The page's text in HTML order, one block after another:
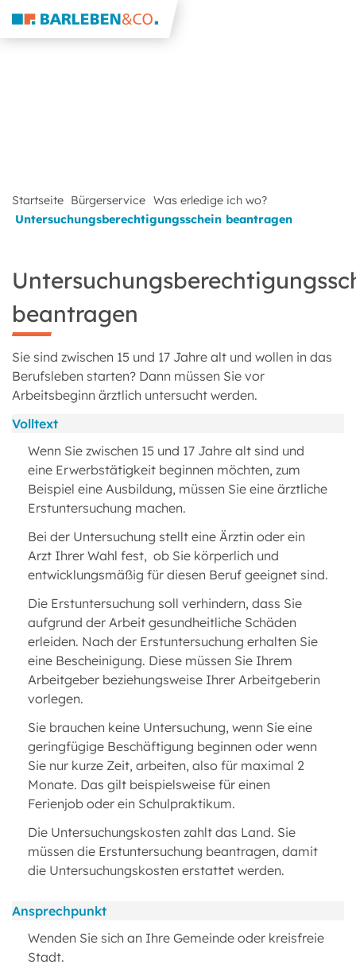
Startseite Bürgerservice Was erledige ich wo?
Untersuchungsberechtigungsschein beantragen
beantragen
Sie sind zwischen 15 und 17 Jahre alt und wollen in das
Berufsleben starten? Dann müssen Sie vor
Arbeitsbeginn ärztlich untersucht werden.
Volltext
Wenn Sie zwischen 15 und 17 Jahre alt sind und
eine Erwerbstätigkeit beginnen möchten, zum
Beispiel eine Ausbildung, müssen Sie eine ärztliche
Erstuntersuchung machen.
Bei der Untersuchung stellt eine Ärztin oder ein
Arzt Ihrer Wahl fest, ob Sie körperlich und
entwicklungsmäßig für diesen Beruf geeignet sind.
Die Erstuntersuchung soll verhindern, dass Sie
aufgrund der Arbeit gesundheitliche Schäden
erleiden. Nach der Erstuntersuchung erhalten Sie
eine Bescheinigung. Diese müssen Sie Ihrem
Arbeitgeber beziehungsweise Ihrer Arbeitgeberin
vorlegen.
Sie brauchen keine Untersuchung, wenn Sie eine
geringfügige Beschäftigung beginnen oder wenn
Sie nur kurze Zeit, arbeiten, also für maximal 2
Monate. Das gilt beispielsweise für einen
Ferienjob oder ein Schulpraktikum.
Die Untersuchungskosten zahlt das Land. Sie
müssen die Erstuntersuchung beantragen, damit
die Untersuchungskosten erstattet werden.
Ansprechpunkt
Wenden Sie sich an Ihre Gemeinde oder kreisfreie
Stadt.